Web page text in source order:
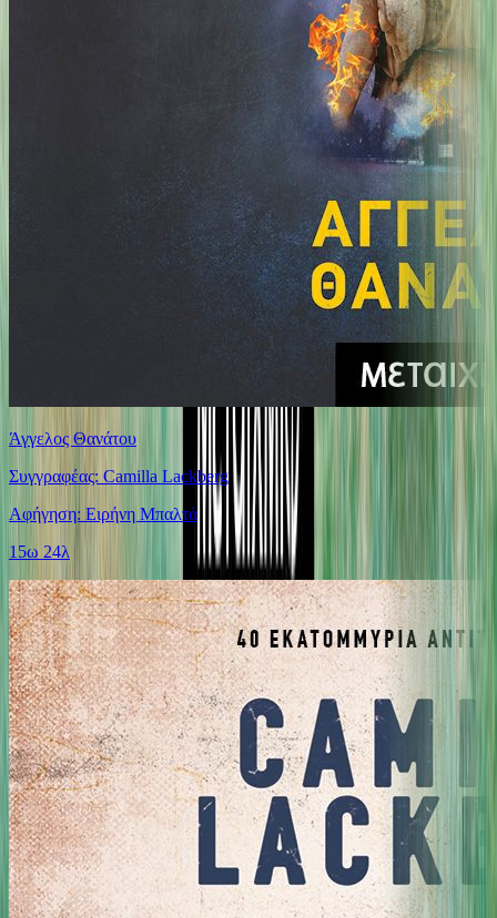
Άγγελος Θανάτου
Συγγραφέας: Camilla Lackberg
Αφήγηση: Ειρήνη Μπαλτά
15ω 24λ